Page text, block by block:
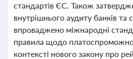
стандартів ЄС. Також
внутрішнього аудиту банків та
впроваджено міжнародні
правила щодо
контексті нового закону про